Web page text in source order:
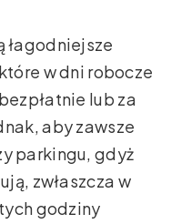
łagodniejsze
w dni robocze
lub za
aby zawsze
parkingu, gdyż
zwłaszcza w
godziny